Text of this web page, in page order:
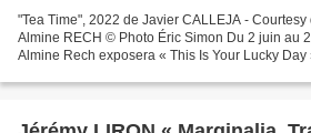
"Tea Time", 2022 de Javier CALLEJA -
Almine RECH © Photo Éric Simon Du 2 juin au
Almine Rech exposera « This Is Your Lucky Day